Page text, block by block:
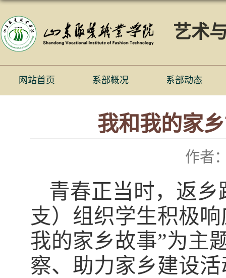
艺术
网站首页 系部概况 系部动态
我和我的家
作者
青春正当时，返
支）组织学生积极
我的家乡故事”为主
察、助力家乡建设